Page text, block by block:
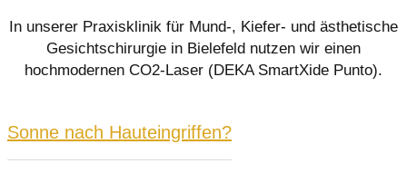
In unserer Praxisklinik für Mund-, Kiefer- und ästhetische
Gesichtschirurgie in Bielefeld nutzen wir einen
hochmodernen CO2-Laser (DEKA SmartXide Punto).
Sonne nach Hauteingriffen?